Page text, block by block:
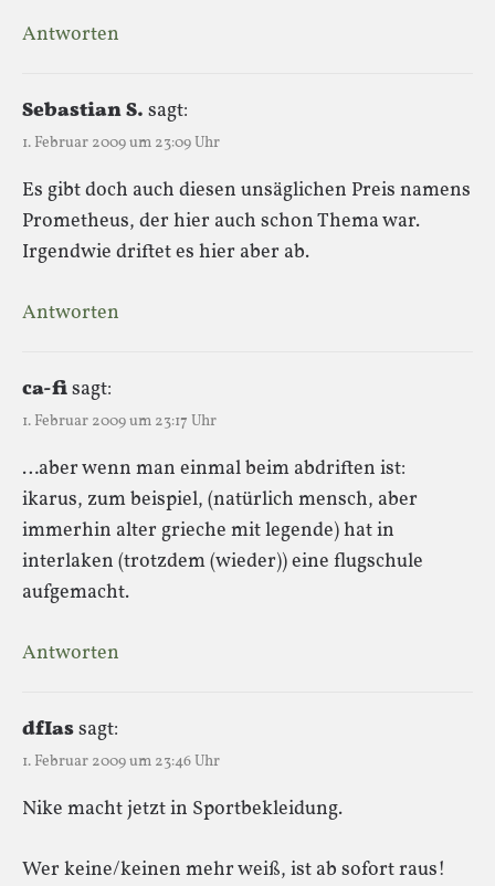
Antworten
Sebastian S. sagt:
1. Februar 2009 um 23:09 Uhr
Es gibt doch auch diesen unsäglichen Preis namens
Prometheus, der hier auch schon Thema war.
Irgendwie driftet es hier aber ab.
Antworten
ca-fisagt:
1. Februar 2009 um 23:17 Uhr
…aber wenn man einmal beim abdriften ist:
ikarus, zum beispiel, (natürlich mensch, aber
immerhin alter grieche mit legende) hat in
interlaken (trotzdem (wieder)) eine flugschule
aufgemacht.
Antworten
dfIassagt:
1. Februar 2009 um 23:46 Uhr
Nike macht jetzt in Sportbekleidung.
Wer keine/keinen mehr weiß, ist ab sofort raus!